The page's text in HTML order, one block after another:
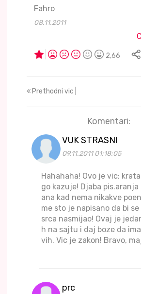
Fahro
08.11.2011
2,66
Prethodni vic |
Komentari:
VUK STRASNI
09.11.2011 01:18:05
Hahahaha! Ovo je vic:
go kazuje! Djaba pis.aranja
ana kad nema nikakve
me sto je napisano da bi se
srca nasmijao! Ovaj je
h na sajtu i daj boze da
vih. Vic je zakon! Bravo,
prc